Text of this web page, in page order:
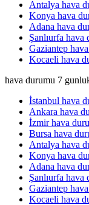
Antalya hava
Konya hava
Adana hava
Şanlıurfa
Gaziantep
Kocaeli hava
hava durumu 7
İstanbul hava
Ankara hava
İzmir hava
Bursa hava
Antalya hava
Konya hava
Adana hava
Şanlıurfa
Gaziantep
Kocaeli hava